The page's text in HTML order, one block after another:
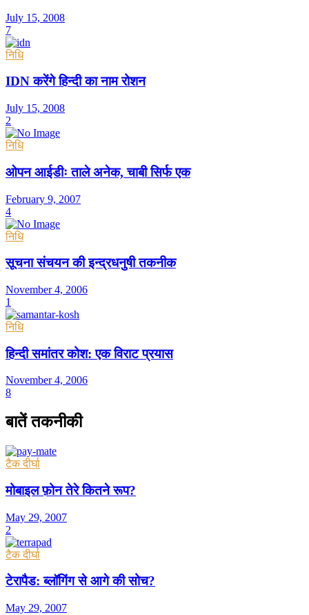
July 15, 2008
7
निधि
IDN करेंगे हिन्दी का नाम रोशन
July 15, 2008
2
निधि
ओपन आईडीः ताले अनेक, चाबी सिर्फ एक
February 9, 2007
4
निधि
सूचना संचयन की इन्द्रधनुषी तकनीक
November 4, 2006
1
निधि
हिन्दी समांतर कोश: एक विराट प्रयास
November 4, 2006
8
बातें तकनीकी
टैक दीर्घा
मोबाइल फ़ोन तेरे कितने रूप?
May 29, 2007
2
टैक दीर्घा
टेरापैड: ब्लॉगिंग से आगे की सोच?
May 29, 2007